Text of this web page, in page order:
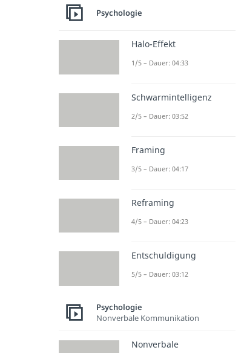
Psychologie
Halo-Effekt
1/5 – Dauer: 04:33
Schwarmintelligenz
2/5 – Dauer: 03:52
Framing
3/5 – Dauer: 04:17
Reframing
4/5 – Dauer: 04:23
Entschuldigung
5/5 – Dauer: 03:12
Psychologie
Nonverbale Kommunikation
Nonverbale